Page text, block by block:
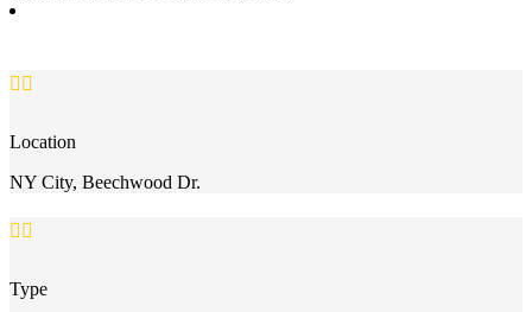
 
Location
NY City, Beechwood Dr.
 
Type